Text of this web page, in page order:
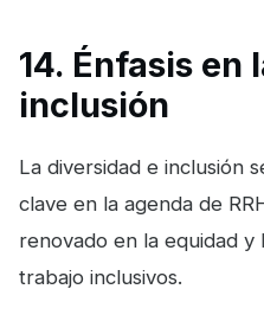
14. Énfasis en
inclusión
La diversidad e inclusión
clave en la agenda de
renovado en la equidad
trabajo inclusivos.